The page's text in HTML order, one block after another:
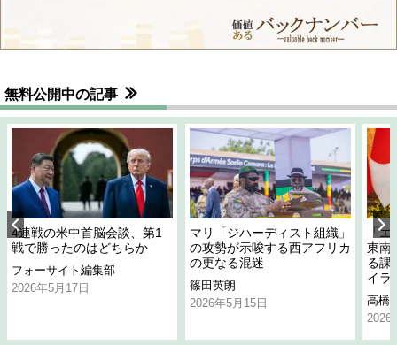
無料公開中の記事
4連戦の米中首脳会談、第1
戦で勝ったのはどちらか
フォーサイト編集部
2026年5月17日
マリ「ジハーディスト組織」
の攻勢が示唆する西アフリカ
の更なる混迷
篠田英朗
2026年5月15日
「
東南
る課
イラ
高橋
2026